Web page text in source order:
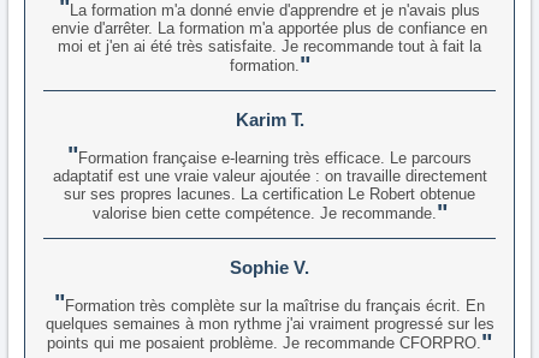
La formation m'a donné envie d'apprendre et je n'avais plus
envie d'arrêter. La formation m'a apportée plus de confiance en
moi et j'en ai été très satisfaite. Je recommande tout à fait la
formation.
Karim T.
Formation française e-learning très efficace. Le parcours
adaptatif est une vraie valeur ajoutée : on travaille directement
sur ses propres lacunes. La certification Le Robert obtenue
valorise bien cette compétence. Je recommande.
Sophie V.
Formation très complète sur la maîtrise du français écrit. En
quelques semaines à mon rythme j'ai vraiment progressé sur les
points qui me posaient problème. Je recommande CFORPRO.